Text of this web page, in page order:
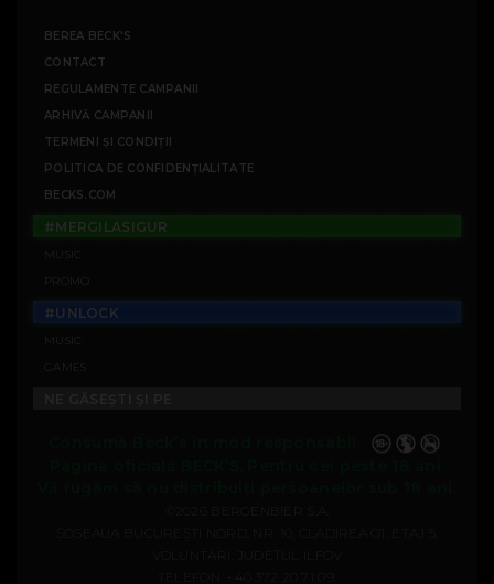
BEREA BECK'S
CONTACT
REGULAMENTE CAMPANII
ARHIVĂ CAMPANII
TERMENI ȘI CONDIȚII
POLITICA DE CONFIDENȚIALITATE
BECKS.COM
#MERGILASIGUR
#UNLOCK
GAMES